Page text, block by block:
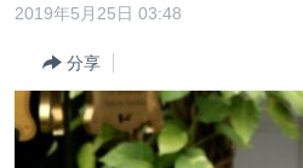
内
到
港澳
国际
最新国际新闻
印太
分类新闻
经济·金融·贸易
美中关系
2019年5月25日 03:48
分享